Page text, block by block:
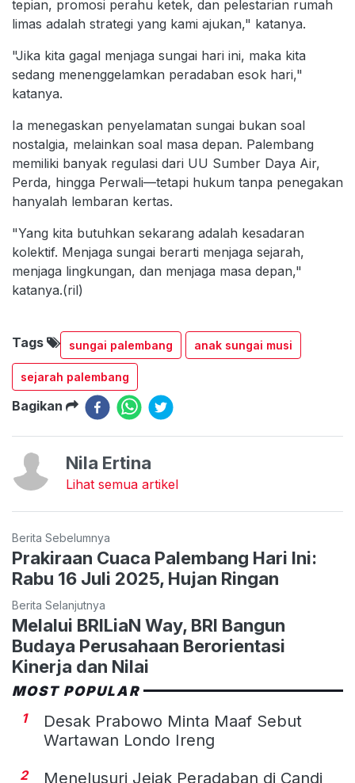
tepian, promosi perahu ketek, dan pelestarian rumah
limas adalah strategi yang kami ajukan," katanya.
"Jika kita gagal menjaga sungai hari ini, maka kita
sedang menenggelamkan peradaban esok hari,"
katanya.
Ia menegaskan penyelamatan sungai bukan soal
nostalgia, melainkan soal masa depan. Palembang
memiliki banyak regulasi dari UU Sumber Daya Air,
Perda, hingga Perwali—tetapi hukum tanpa penegakan
hanyalah lembaran kertas.
"Yang kita butuhkan sekarang adalah kesadaran
kolektif. Menjaga sungai berarti menjaga sejarah,
menjaga lingkungan, dan menjaga masa depan,"
katanya.(ril)
Tags sungai palembang anak sungai musi
sejarah palembang
Bagikan
Nila Ertina
Lihat semua artikel
Berita Sebelumnya
Prakiraan Cuaca Palembang Hari Ini:
Rabu 16 Juli 2025, Hujan Ringan
Berita Selanjutnya
Melalui BRILiaN Way, BRI Bangun
Budaya Perusahaan Berorientasi
Kinerja dan Nilai
MOST POPULAR
1
Desak Prabowo Minta Maaf Sebut
Wartawan Londo Ireng
2
Menelusuri Jejak Peradaban di Candi